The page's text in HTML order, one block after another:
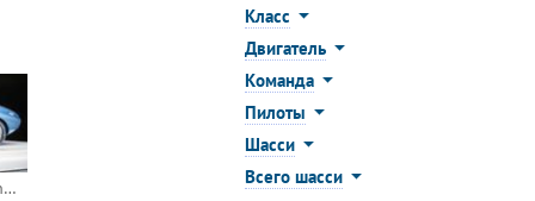
Shelby Cobra Daytona Coupe 1964 12h Sebring #10 (TSM)
Класс
Двигатель
Команда
Пилоты
Шасси
Всего шасси